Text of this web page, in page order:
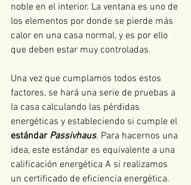
noble en el interior. La ventana es uno de
los elementos por donde se pierde más
calor en una casa normal, y es por ello
que deben estar muy controladas.
Una vez que cumplamos todos estos
factores, se hará una serie de pruebas a
la casa calculando las pérdidas
energéticas y estableciendo si cumple el
estándar Passivhaus. Para hacernos una
idea, este estándar es equivalente a una
calificación energética A si realizamos
un certificado de eficiencia energética.